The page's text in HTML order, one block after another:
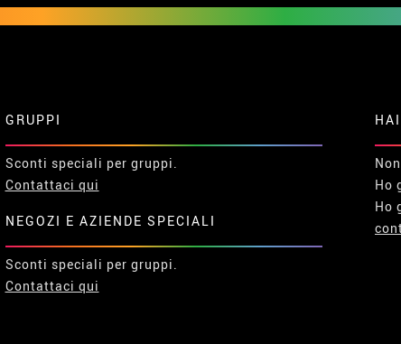
GRUPPI
Sconti speciali per gruppi.
Contattaci qui
NEGOZI E AZIENDE SPECIALI
Sconti speciali per gruppi.
Contattaci qui
Ho
Ho